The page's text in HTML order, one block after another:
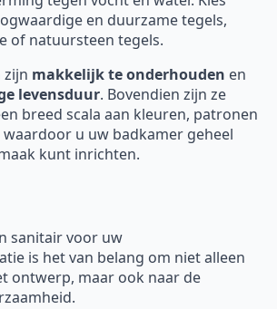
en duurzame tegels,
of natuursteen tegels.
zijn makkelijk te onderhouden en
levensduur. Bovendien zijn ze
breed scala aan kleuren, patronen
u uw badkamer geheel
kunt inrichten.
sanitair voor uw
is het van belang om niet alleen
ontwerp, maar ook naar de